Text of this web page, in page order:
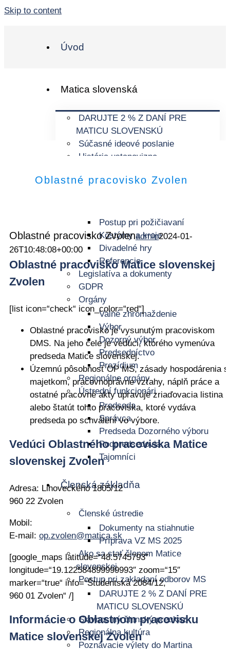
Skip to content
Úvod
Matica slovenská
DARUJTE 2 % Z DANÍ PRE
MATICU SLOVENSKÚ
Súčasné ideové poslanie
História ustanovizne
Šatnica Matice slovenskej
Postup pri požičiavaní
Kostýmy a kroje
Divadelné hry
Referencie
Legislatíva a dokumenty
GDPR
Orgány
Valné zhromaždenie
Výbor
Dozorný výbor
Predsedníctvo
Prezídium
Regionálne orgány
Ústrední funkcionári
Predseda
Správca
Predseda Dozorného výboru
Podpredsedovia
Tajomníci
Členská základňa
Členské ústredie
Dokumenty na stiahnutie
Príprava VZ MS 2025
Ako sa stať členom Matice
slovenskej
Postup pri zakladaní odborov MS
DARUJTE 2 % Z DANÍ PRE
MATICU SLOVENSKÚ
Slávnostný členský preukaz
Regionálna kultúra
Poznávacie výlety do Martina
Oblastné pracovisko Zvolen
Oblastné pracovisko Zvolenadmin2024-01-
26T10:48:08+00:00
Oblastné pracovisko Matice slovenskej
Zvolen
[list icon=“check“ icon_color=“red“]
Oblastné pracovisko je vysunutým pracoviskom
DMS. Na jeho čele je vedúci, ktorého vymenúva
predseda Matice slovenskej.
Územnú pôsobnosť OP MS, zásady hospodárenia s
majetkom, pracovnoprávne vzťahy, náplň práce a
ostatné pracovné akty upravuje zriaďovacia listina
alebo štatút tohto pracoviska, ktoré vydáva
predseda po schválení vo výbore.
Vedúci Oblastného pracoviska Matice
slovenskej Zvolen
Adresa: Lihoveckého 1805/12
960 22 Zvolen
Mobil:
E-mail: op.zvolen@matica.sk
[google_maps latitude=“48.5745793″
longitude=“19.122584899999993″ zoom=“15″
marker=“true“ info=“Študentská 2084/12,
960 01 Zvolen“ /]
Informácie o Oblastnom pracovisku
Matice slovenskej Zvolen